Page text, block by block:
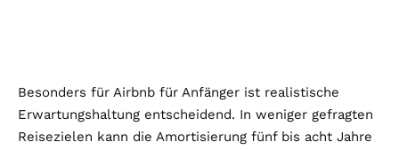
Besonders für Airbnb für Anfänger ist realistische
Erwartungshaltung entscheidend. In weniger gefragten
Reisezielen kann die Amortisierung fünf bis acht Jahre